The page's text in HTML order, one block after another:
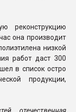
реконструкцию
она производит
низкой
работ даст 300
в список остро
продукции,
отечественная